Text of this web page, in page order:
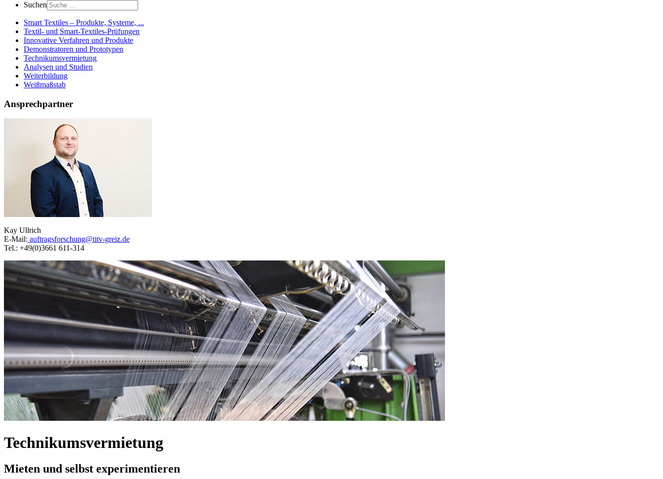
Suchen
Smart Textiles – Produkte, Systeme, ...
Textil- und Smart-Textiles-Prüfungen
Innovative Verfahren und Produkte
Demonstratoren und Prototypen
Technikumsvermietung
Analysen und Studien
Weiterbildung
Weißmaßstab
Ansprechpartner
Kay Ullrich
E-Mail: auftragsforschung@titv-greiz.de
Tel.: +49(0)3661 611-314
Technikumsvermietung
Mieten und selbst experimentieren